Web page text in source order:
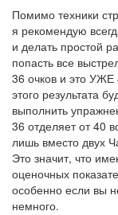
Помимо техники
я рекомендую
и делать простой
попасть все
36 очков и это УЖЕ
этого результата
выполнить
36 отделяет от 40
лишь вместо двух
Это значит, что
оценочных
особенно если вы
немного.